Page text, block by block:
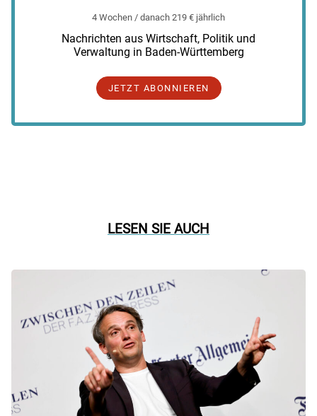
4 Wochen / danach 219 € jährlich
Nachrichten aus Wirtschaft, Politik und
Verwaltung in Baden-Württemberg
JETZT ABONNIEREN
LESEN SIE AUCH